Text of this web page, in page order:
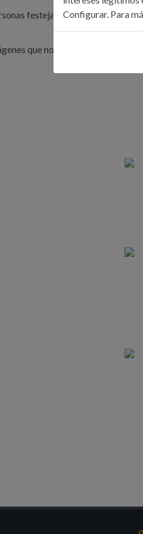
festejando San José.
que nos ha dejado el evento:
Configurar. Para